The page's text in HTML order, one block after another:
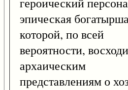
эпическая
которой, по всей
вероятности,
архаическим
представлениям о